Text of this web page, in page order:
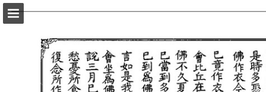
頁面概覽
以PDF格式下載
報告出版